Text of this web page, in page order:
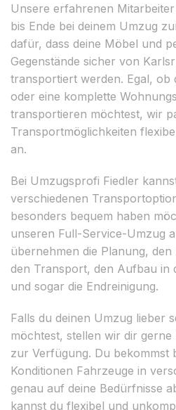
Unsere erfahrenen
bis Ende bei deinem Umzug
dafür, dass deine Möbel und
Gegenstände sicher von
transportiert werden. Egal, ob
oder eine komplette
transportieren möchtest, wir
Transportmöglichkeiten
an.
Bei Umzugsprofi Fiedler
verschiedenen
besonders bequem haben
unseren Full-Service-Umzug
übernehmen die Planung,
den Transport, den Aufbau in
und sogar die Endreinigung.
Falls du deinen Umzug lieber
möchtest, stellen wir dir
zur Verfügung. Du bekommst
Konditionen Fahrzeuge in
genau auf deine Bedürfnisse
kannst du flexibel und